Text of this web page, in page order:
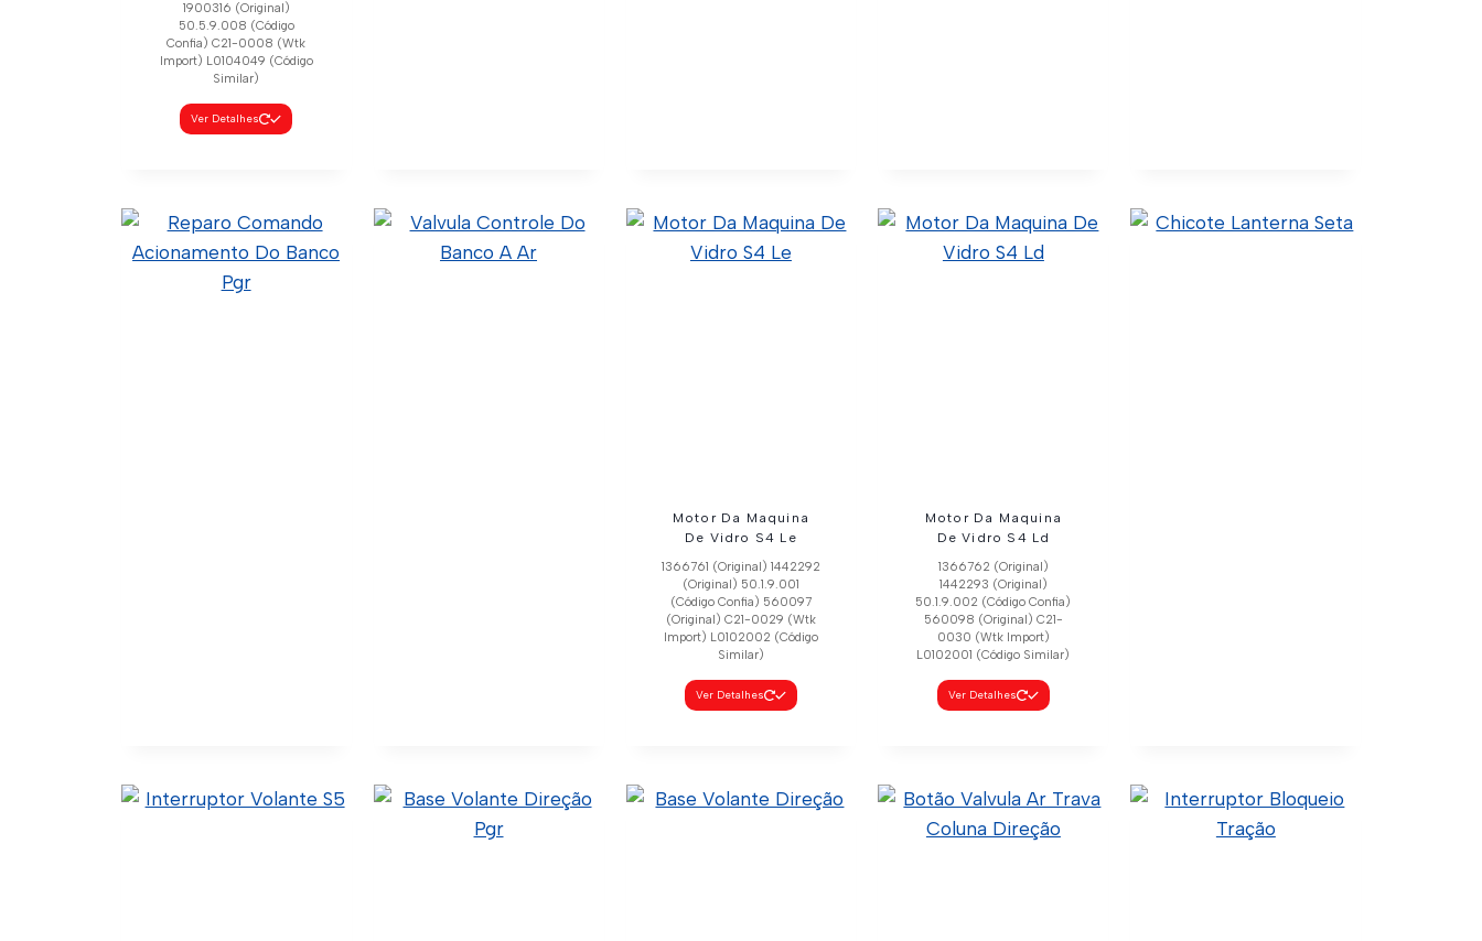
1900316 (Original)
50.5.9.008 (Código
Confia) C21-0008 (Wtk
Import) L0104049 (Código
Similar)
Ver Detalhes
Copo Filtro Racor
1408460 (Original)
50.99.9.003 (Código
Comando Do Banco
Do Motorista Le
1498838 (Original)
Comando Do Banco
Do Passageiro Ld
1498840 (Original)
Comando
Regulagem Altura Do
Reparo Comando
Acionamento Do
Valvula Controle Do
Banco A Ar
50.99.9.005 (Código
Motor Da Maquina
De Vidro S4 Le
1366761 (Original) 1442292
(Original) 50.1.9.001
(Código Confia) 560097
(Original) C21-0029 (Wtk
Import) L0102002 (Código
Similar)
Ver Detalhes
Motor Da Maquina
De Vidro S4 Ld
1366762 (Original)
1442293 (Original)
50.1.9.002 (Código Confia)
560098 (Original) C21-
0030 (Wtk Import)
L0102001 (Código Similar)
Ver Detalhes
Chicote Lanterna
Seta
1732515 (Original)